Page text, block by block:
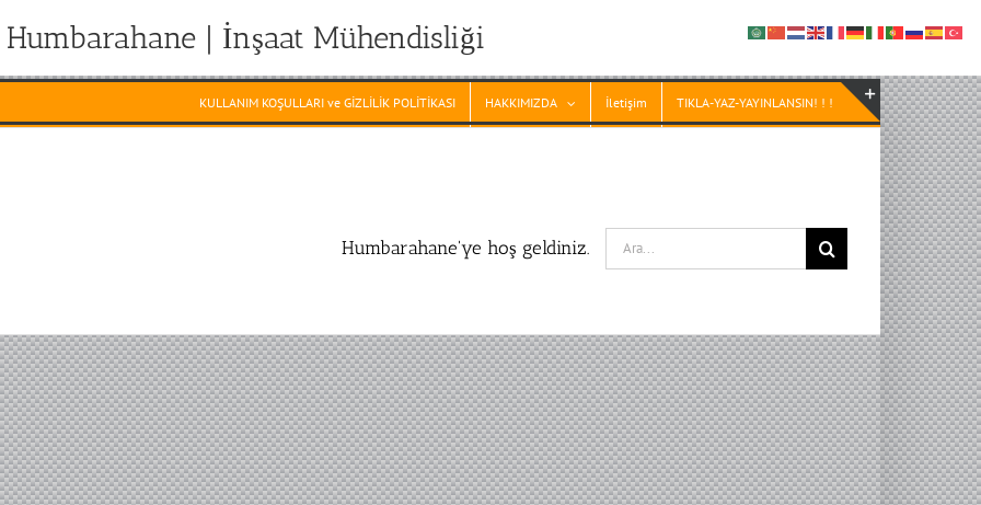
Humbarahane | İnşaat Mühendisliği
KULLANIM KOŞULLARI ve GİZLİLİK POLİTİKASI HAKKIMIZDA İletişim TIKLA-YAZ-YAYINLANSIN! ! !
Humbarahane'ye hoş geldiniz.
Search
for:
Toggle
Sliding
Bar
Area